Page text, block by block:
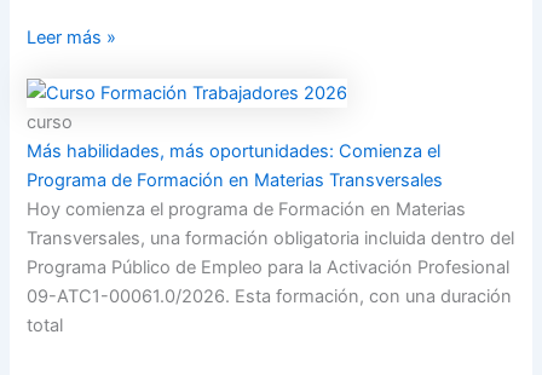
Leer más »
curso
Más habilidades, más oportunidades: Comienza el
Programa de Formación en Materias Transversales
Hoy comienza el programa de Formación en Materias
Transversales, una formación obligatoria incluida dentro del
Programa Público de Empleo para la Activación Profesional
09-ATC1-00061.0/2026. Esta formación, con una duración
total